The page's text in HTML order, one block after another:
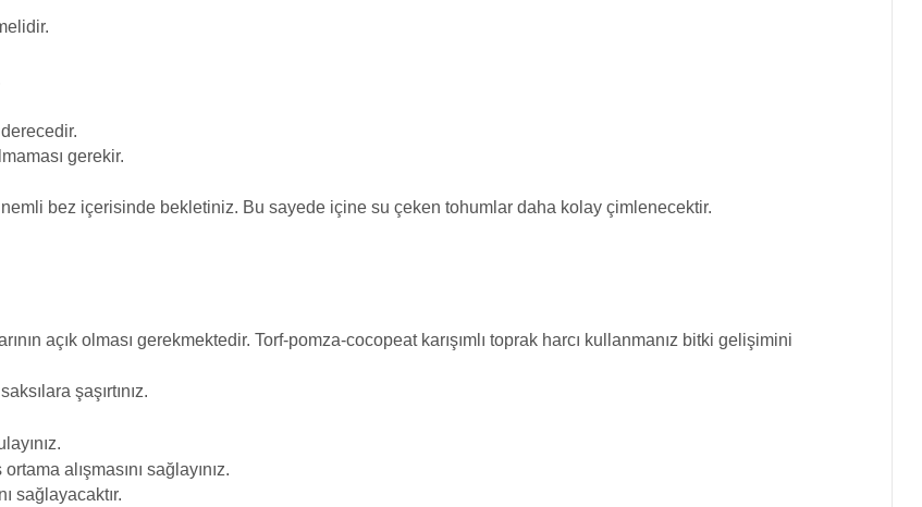
gerekir.
nemli bez içerisinde bekletiniz. Bu sayede içine su çeken tohumlar daha kolay çimlenecektir.
açık olması gerekmektedir. Torf-pomza-cocopeat karışımlı toprak harcı kullanmanız bitki gelişimini
şaşırtınız.
alışmasını sağlayınız.
sağlayacaktır.